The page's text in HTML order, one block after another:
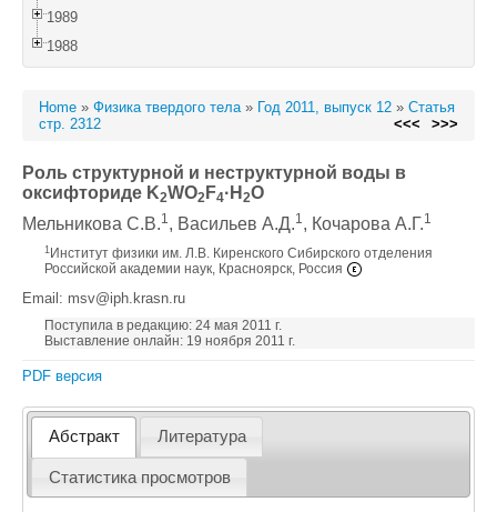
1989
1988
Home » Физика твердого тела» Год 2011, выпуск 12 » Статья
стр. 2312
<<< >>>
Роль структурной и неструктурной воды в
оксифториде K2WO2 F4·H 2O
Мельникова С.В.1, Васильев А.Д.1, Кочарова А.Г.1
1 Институт физики им. Л.В. Киренского Сибирского отделения
Российской академии наук, Красноярск, Россия
Email: msv@iph.krasn.ru
Поступила в редакцию: 24 мая 2011 г.
Выставление онлайн: 19 ноября 2011 г.
PDF версия
Абстракт Литература
Статистика просмотров